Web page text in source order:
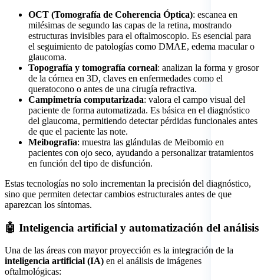
OCT (Tomografía de Coherencia Óptica): escanea en
milésimas de segundo las capas de la retina, mostrando
estructuras invisibles para el oftalmoscopio. Es esencial para
el seguimiento de patologías como DMAE, edema macular o
glaucoma.
Topografía y tomografía corneal: analizan la forma y grosor
de la córnea en 3D, claves en enfermedades como el
queratocono o antes de una cirugía refractiva.
Campimetría computarizada: valora el campo visual del
paciente de forma automatizada. Es básica en el diagnóstico
del glaucoma, permitiendo detectar pérdidas funcionales antes
de que el paciente las note.
Meibografía: muestra las glándulas de Meibomio en
pacientes con ojo seco, ayudando a personalizar tratamientos
en función del tipo de disfunción.
Estas tecnologías no solo incrementan la precisión del diagnóstico,
sino que permiten detectar cambios estructurales antes de que
aparezcan los síntomas.
🤖 Inteligencia artificial y automatización del análisis
Una de las áreas con mayor proyección es la integración de la
inteligencia artificial (IA) en el análisis de imágenes
oftalmológicas: